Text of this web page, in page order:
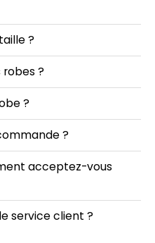
?
?
?
?
acceptez-vous
service client ?